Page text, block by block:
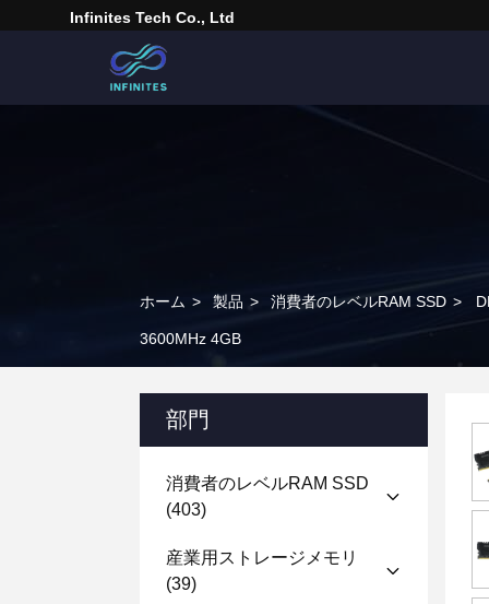
Infinites Tech Co., Ltd
ホーム > 製品 > 消費者のレベルRAM SSD >
3600MHz 4GB
部門
消費者のレベルRAM SSD
(403)
産業用ストレージメモリ
(39)